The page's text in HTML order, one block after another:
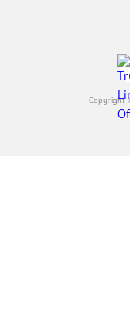
Copyright